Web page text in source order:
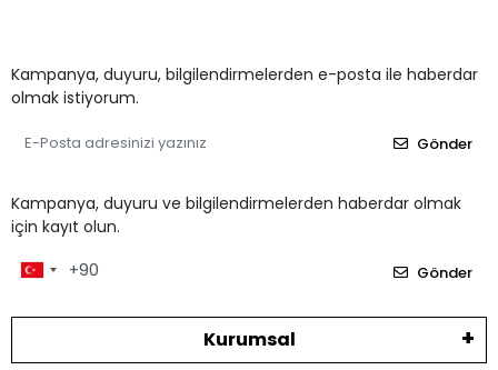
Kampanya, duyuru, bilgilendirmelerden e-posta ile haberdar
olmak istiyorum.
Gönder
Kampanya, duyuru ve bilgilendirmelerden haberdar olmak
için kayıt olun.
Gönder
Kurumsal